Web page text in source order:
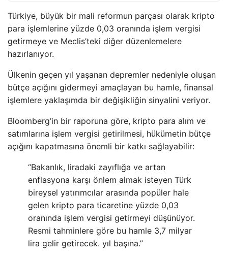
Türkiye, büyük bir mali reformun parçası olarak kripto
para işlemlerine yüzde 0,03 oranında işlem vergisi
getirmeye ve Meclis’teki diğer düzenlemelere
hazırlanıyor.
Ülkenin geçen yıl yaşanan depremler nedeniyle oluşan
bütçe açığını gidermeyi amaçlayan bu hamle, finansal
işlemlere yaklaşımda bir değişikliğin sinyalini veriyor.
Bloomberg’in bir raporuna göre, kripto para alım ve
satımlarına işlem vergisi getirilmesi, hükümetin bütçe
açığını kapatmasına önemli bir katkı sağlayabilir:
“Bakanlık, liradaki zayıflığa ve artan
enflasyona karşı önlem almak isteyen Türk
bireysel yatırımcılar arasında popüler hale
gelen kripto para ticaretine yüzde 0,03
oranında işlem vergisi getirmeyi düşünüyor.
Resmi tahminlere göre bu hamle 3,7 milyar
lira gelir getirecek. yıl başına.”